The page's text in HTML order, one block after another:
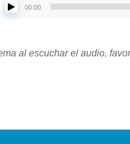
00:00
al escuchar el audio,